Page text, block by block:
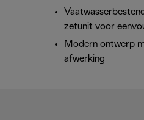
zetunit voor
Modern ontwerp
afwerking